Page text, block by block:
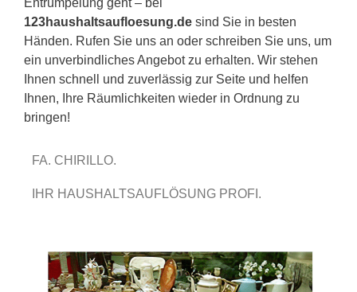
123haushaltsaufloesung.de sind Sie in besten
Händen. Rufen Sie uns an oder schreiben Sie uns, um
ein unverbindliches Angebot zu erhalten. Wir stehen
Ihnen schnell und zuverlässig zur Seite und helfen
Ihnen, Ihre Räumlichkeiten wieder in Ordnung zu
bringen!
FA. CHIRILLO.
IHR HAUSHALTSAUFLÖSUNG PROFI.